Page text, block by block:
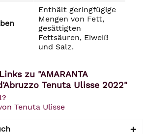
Enthält geringfügige
Mengen von Fett,
gesättigten
Fettsäuren, Eiweiß
und Salz.
zu "AMARANTA
Tenuta Ulisse 2022"
Tenuta Ulisse